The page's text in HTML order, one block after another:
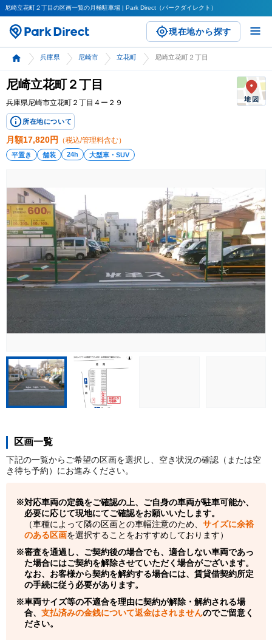
尼崎立花町２丁目の区画一覧の月極駐車場 | Park Direct（パークダイレクト）
現在地から探す
兵庫県 尼崎市 立花町 尼崎立花町２丁目
尼崎立花町２丁目
兵庫県尼崎市立花町２丁目４ー２９
所在地について
月額17,820円 （税込/管理料含む）
平置き 舗装 24h 大型車・SUV
区画一覧
下記の一覧からご希望の区画を選択し、空き状況の確認（または空
き待ち予約）にお進みください。
対応車両の定義をご確認の上、ご自身の車両が駐車可能か、
必要に応じて現地にてご確認をお願いいたします。
（車種によって隣の区画との車幅注意のため、 サイズに余裕
のある区画を選択することをおすすめしております）
審査を通過し、ご契約後の場合でも、適合しない車両であっ
た場合にはご契約を解除させていただく場合がございます。
なお、お客様から契約を解約する場合には、賃貸借契約所定
の手続に従う必要があります。
車両サイズ等の不適合を理由に契約が解除・解約される場
合、 支払済みの金銭について返金はされませんのでご留意く
ださい。